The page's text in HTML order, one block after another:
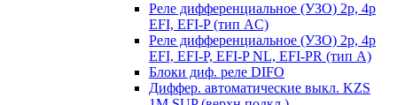
Реле дифференциальное (УЗО) 2р, 4р
EFI, EFI-P (тип AС)
Реле дифференциальное (УЗО) 2р, 4р
EFI, EFI-P, EFI-P NL, EFI-PR (тип A)
Блоки диф. реле DIFO
Диффер. автоматические выкл. KZS